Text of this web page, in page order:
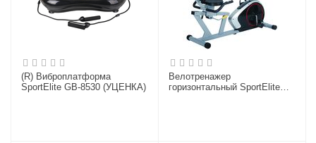
(R) Виброплатформа
SportElite GB-8530 (УЦЕНКА)
Велотренажер
горизонтальный SportElite